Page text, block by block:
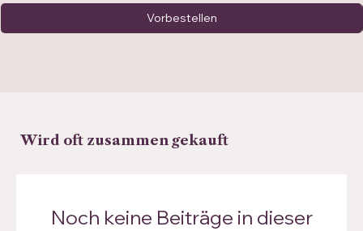
Vorbestellen
Wird oft zusammen gekauft
Noch keine Beiträge in dieser